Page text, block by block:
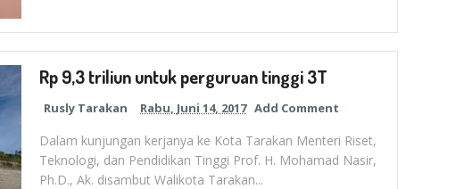
Rp 9,3 triliun untuk perguruan tinggi 3T
Rusly Tarakan Rabu, Juni 14, 2017 Add Comment
Dalam kunjungan kerjanya ke Kota Tarakan Menteri Riset,
Teknologi, dan Pendidikan Tinggi Prof. H. Mohamad Nasir,
Ph.D., Ak. disambut Walikota Tarakan...